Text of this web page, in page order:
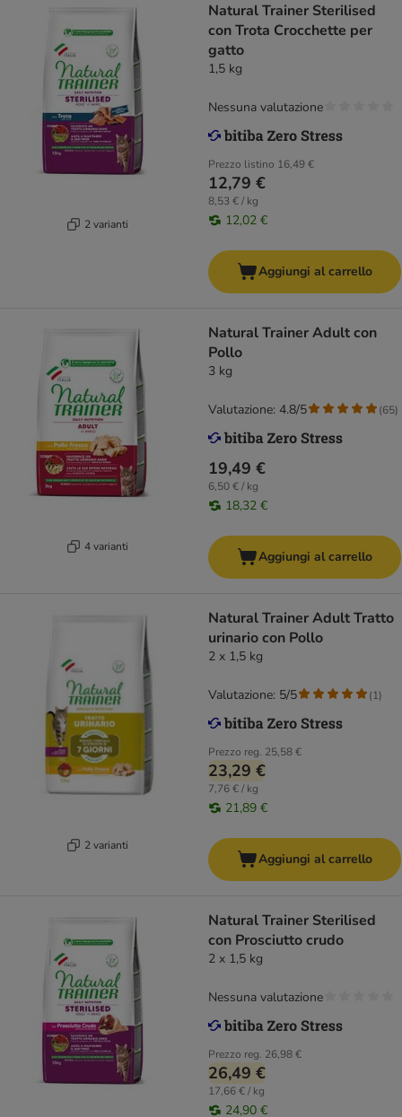
2 varianti
Natural Trainer Sterilised
con Trota Crocchette per
gatto
1,5 kg
Prezzo listino 16,49 €
12,79 €
8,53 € / kg
12,02 €
Nessuna valutazione
Aggiungi al carrello
4 varianti
Natural Trainer Adult con
Pollo
3 kg
19,49 €
6,50 € / kg
18,32 €
Valutazione: 4.8/5 (65)
Aggiungi al carrello
2 varianti
Natural Trainer Adult Tratto
urinario con Pollo
2 x 1,5 kg
Prezzo reg. 25,58 €
23,29 €
7,76 € / kg
21,89 €
Valutazione: 5/5 (1)
Aggiungi al carrello
Natural Trainer Sterilised
con Prosciutto crudo
2 x 1,5 kg
Prezzo reg. 26,98 €
26,49 €
17,66 € / kg
24,90 €
Nessuna valutazione